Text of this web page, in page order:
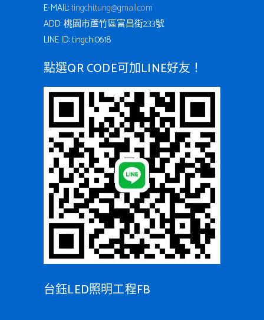
E-MAIL:tingchi.tung@gmail.com
ADD: 桃園市蘆竹區富昌街233號
LINE ID: tingchi0618
點選QR CODE可加LINE好友！
台鈺LED照明工程FB